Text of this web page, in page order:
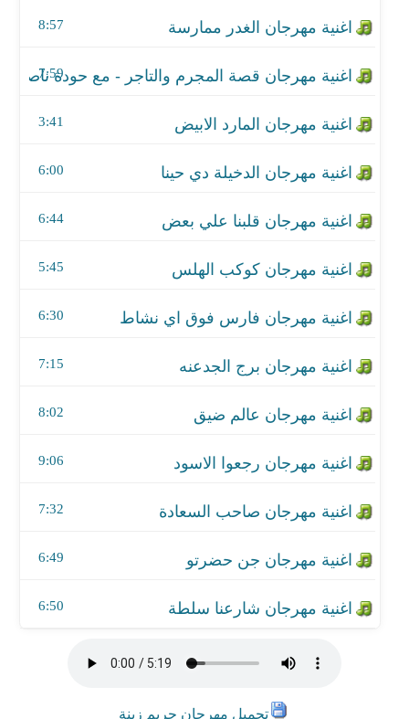
8:57
7:59
3:41
6:00
اغنية مهرجان قلبنا علي بعض
6:44
اغنية مهرجان كوكب الهلس
5:45
6:30
7:15
8:02
اغنية مهرجان رجعوا الاسود
9:06
اغنية مهرجان صاحب السعادة
7:32
اغنية مهرجان جن حضرتو
6:49
6:50
تحميل مهرجان حريم زينة